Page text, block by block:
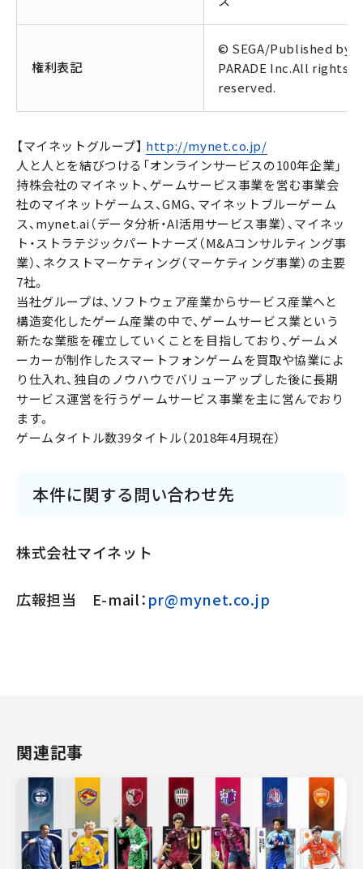
権利表記
© SEGA/Published by
PARADE Inc.All rights
reserved.
【マイネットグループ】 http://mynet.co.jp/
人と人とを結びつける「オンラインサービスの100年企業」
持株会社のマイネット、ゲームサービス事業を営む事業会
社のマイネットゲームス、GMG、マイネットブルーゲーム
ス、mynet.ai（データ分析・AI活用サービス事業）、マイネッ
ト・ストラテジックパートナーズ（M&Aコンサルティング事
業）、ネクストマーケティング（マーケティング事業）の主要
7社。
当社グループは、ソフトウェア産業からサービス産業へと
構造変化したゲーム産業の中で、ゲームサービス業という
新たな業態を確立していくことを目指しており、ゲームメ
ーカーが制作したスマートフォンゲームを買取や協業によ
り仕入れ、独自のノウハウでバリューアップした後に長期
サービス運営を行うゲームサービス事業を主に営んでおり
ます。
ゲームタイトル数39タイトル（2018年4月現在）
本件に関する問い合わせ先
株式会社マイネット
広報担当 E-mail：pr@mynet.co.jp
関連記事